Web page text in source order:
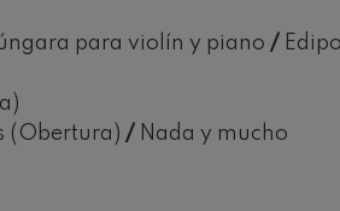
para violín y piano /
(Obertura) / Nada y mucho